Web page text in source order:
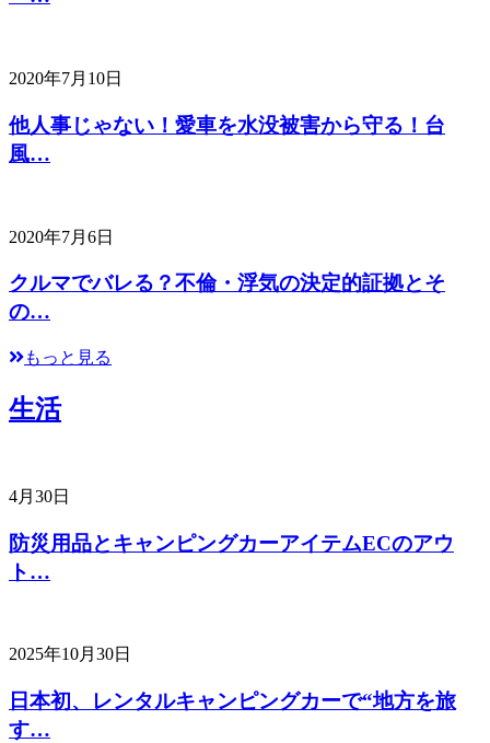
2020年7月10日
他人事じゃない！愛車を水没被害から守る！台
風…
2020年7月6日
クルマでバレる？不倫・浮気の決定的証拠とそ
の…
もっと見る
生活
4月30日
防災用品とキャンピングカーアイテムECのアウ
ト…
2025年10月30日
日本初、レンタルキャンピングカーで“地方を旅
す…